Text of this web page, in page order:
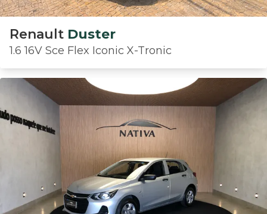
Renault Duster
1.6 16V Sce Flex Iconic X-Tronic